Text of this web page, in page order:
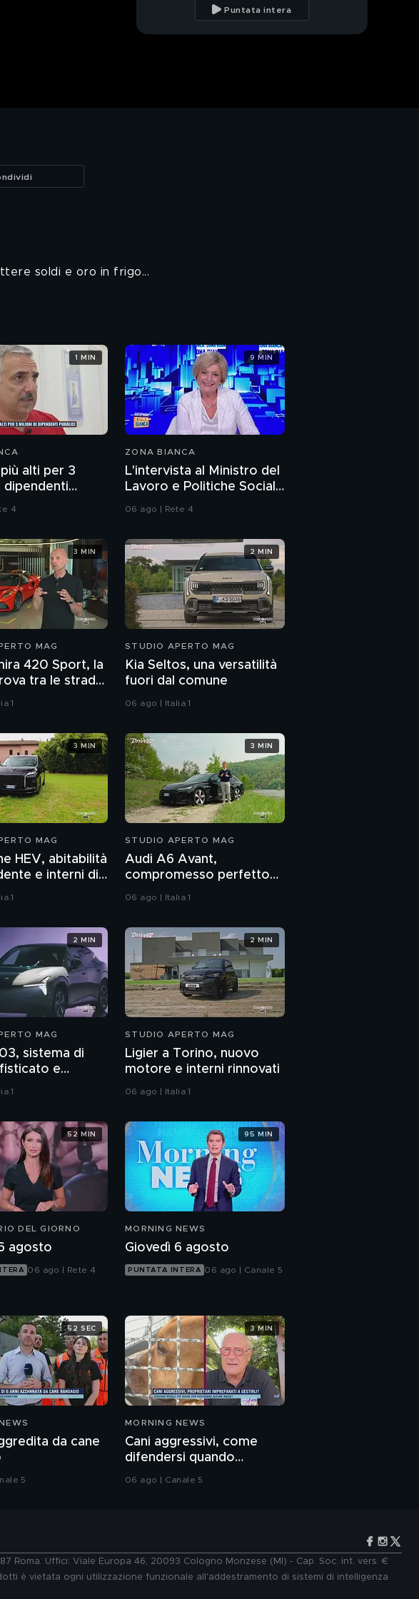
Puntata intera
soldi e oro in frigo...
alti per 3
dipendenti
4
1 MIN
ZONA BIANCA
L'intervista al Ministro del
Lavoro e Politiche Sociali
Marina Calderone
06 ago | Rete 4
9 MIN
MAG
420 Sport, la
tra le strade
1
3 MIN
STUDIO APERTO MAG
Kia Seltos, una versatilità
fuori dal comune
06 ago | Italia 1
2 MIN
MAG
HEV, abitabilità
e interni di
1
3 MIN
STUDIO APERTO MAG
Audi A6 Avant,
compromesso perfetto
tra aerodinamica e
06 ago | Italia 1
3 MIN
MAG
sistema di
e
per il futuro
1
2 MIN
STUDIO APERTO MAG
Ligier a Torino, nuovo
motore e interni rinnovati
06 ago | Italia 1
2 MIN
DEL GIORNO
agosto
06 ago | Rete 4
52 MIN
MORNING NEWS
Giovedì 6 agosto
PUNTATA INTERA 06 ago | Canale 5
95 MIN
da cane
5
52 SEC
MORNING NEWS
Cani aggressivi, come
difendersi quando
attaccano?
06 ago | Canale 5
3 MIN
Roma. Uffici: Viale Europa 46, 20093 Cologno Monzese (MI) - Cap. Soc. int. vers. €
è vietata ogni utilizzazione funzionale all'addestramento di sistemi di intelligenza